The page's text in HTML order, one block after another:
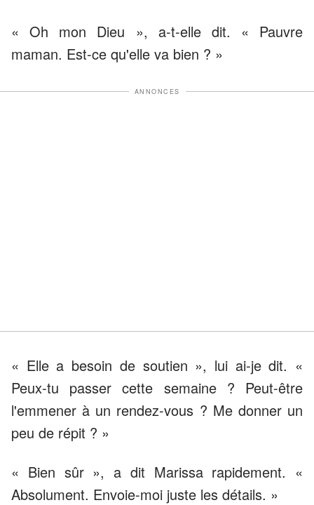
« Oh mon Dieu », a-t-elle dit. « Pauvre
maman. Est-ce qu'elle va bien ? »
ANNONCES
« Elle a besoin de soutien », lui ai-je dit. «
Peux-tu passer cette semaine ? Peut-être
l'emmener à un rendez-vous ? Me donner un
peu de répit ? »
« Bien sûr », a dit Marissa rapidement. «
Absolument. Envoie-moi juste les détails. »